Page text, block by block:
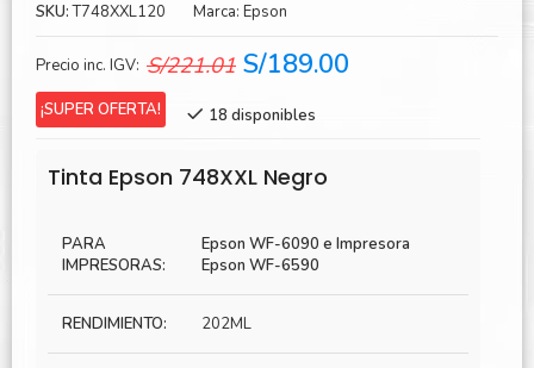
SKU:T748XXL120 Marca: Epson
Precio inc. IGV: S/221.01 El
original
S/221.01.
S/189.00
¡SUPER OFERTA! 18 disponibles
Tinta Epson 748XXL Negro
PARA
IMPRESORAS:
Epson WF-6090 e Impresora
Epson WF-6590
RENDIMIENTO: 202ML